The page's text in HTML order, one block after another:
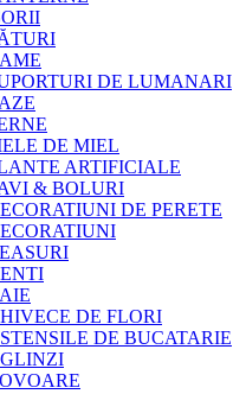
DE LUMANARI
DE MIEL
ARTIFICIALE
& BOLURI
DE PERETE
DE FLORI
DE BUCATARIE